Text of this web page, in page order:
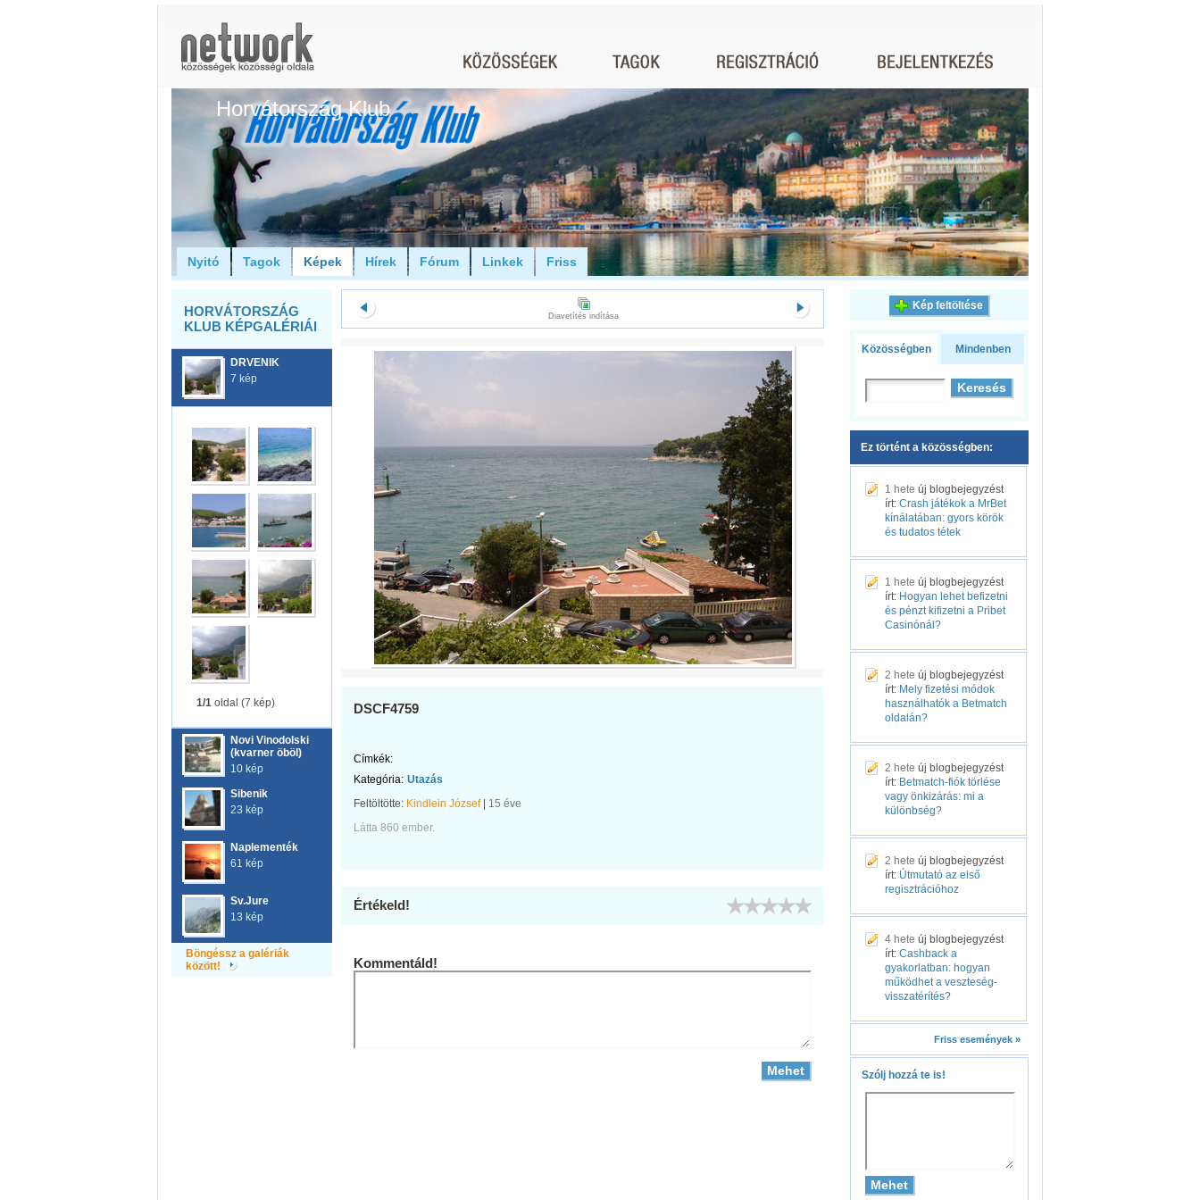
Horvátország Klub
Nyitó Tagok Képek Hírek Fórum Linkek Friss
HORVÁTORSZÁG
KLUB KÉPGALÉRIÁI
DRVENIK
7 kép
1/1 oldal (7 kép)
Novi Vinodolski
(kvarner öböl)
10 kép
Sibenik
23 kép
Naplementék
61 kép
Sv.Jure
13 kép
Böngéssz a galériák
között!
Diavetítés indítása
DSCF4759
Címkék:
Kategória: Utazás
Feltöltötte: Kindlein József| 15 éve
Látta 860 ember.
Értékeld!
Kommentáld!
Kép feltöltése
Közösségben Mindenben
Ez történt a közösségben:
1 hete új blogbejegyzést
írt: Crash játékok a MrBet
kínálatában: gyors körök
és tudatos tétek
1 hete új blogbejegyzést
írt: Hogyan lehet befizetni
és pénzt kifizetni a Pribet
Casinónál?
2 hete új blogbejegyzést
írt: Mely fizetési módok
használhatók a Betmatch
oldalán?
2 hete új blogbejegyzést
írt: Betmatch-fiók törlése
vagy önkizárás: mi a
különbség?
2 hete új blogbejegyzést
írt: Útmutató az első
regisztrációhoz
4 hete új blogbejegyzést
írt: Cashback a
gyakorlatban: hogyan
működhet a veszteség-
visszatérítés?
Friss események »
Szólj hozzá te is!